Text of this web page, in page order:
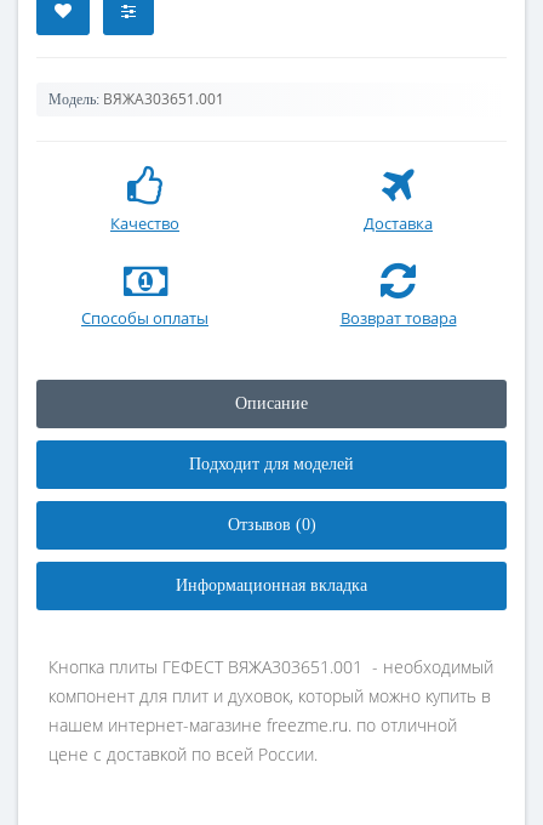
Модель: ВЯЖА303651.001
Качество Доставка
Способы оплаты Возврат товара
Описание
Подходит для моделей
Отзывов (0)
Информационная вкладка
Кнопка плиты ГЕФЕСТ ВЯЖА303651.001 - необходимый
компонент для плит и духовок, который можно купить в
нашем интернет-магазине freezme.ru. по отличной
цене с доставкой по всей России.